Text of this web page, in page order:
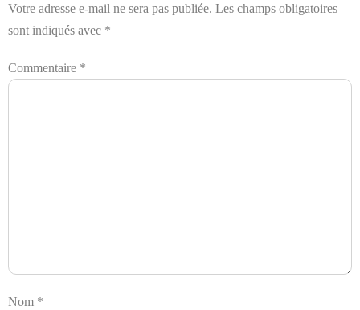
Votre adresse e-mail ne sera pas publiée. Les champs obligatoires
sont indiqués avec *
Commentaire *
Nom *